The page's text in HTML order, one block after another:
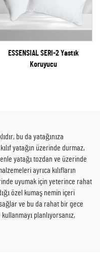
ESSENSIAL SERI-2 Yastık
Koruyucu
bu da yatağınıza
yatağın üzerinde durmaz,
yatağı tozdan ve üzerinde
ayrıca kılıfların
uyumak için yeterince rahat
özel kumaş nemin içeri
ve bu da rahat bir gece
planlıyorsanız,